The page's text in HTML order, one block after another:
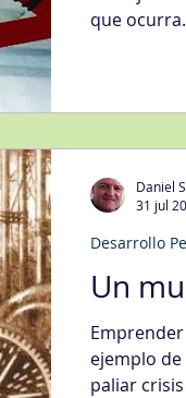
que
Un
ejemplo
paliar
Desarrollo
Daniel
31 jul